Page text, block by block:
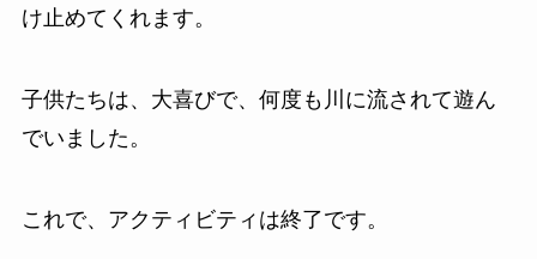
け止めてくれます。
子供たちは、大喜びで、何度も川に流されて遊ん
でいました。
これで、アクティビティは終了です。